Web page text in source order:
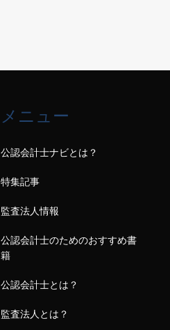
メニュー
公認会計士ナビとは？
特集記事
監査法人情報
公認会計士のためのおすすめ書
籍
公認会計士とは？
監査法人とは？